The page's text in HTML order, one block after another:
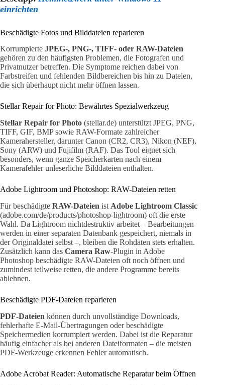
einrichten
Beschädigte Fotos und Bilddateien reparieren
Korrumpierte JPEG-, PNG-, TIFF- oder RAW-Dateien
gehören zu den häufigsten Problemen, die Fotografen und
Privatnutzer betreffen. Die Symptome reichen dabei von
Farbstreifen und fehlenden Bildbereichen bis hin zu Dateien,
die sich überhaupt nicht mehr öffnen lassen.
Stellar Repair for Photo: Bewährtes Spezialwerkzeug
Stellar Repair for Photo (stellar.de) unterstützt JPEG, PNG,
TIFF, GIF, BMP sowie RAW-Formate zahlreicher
Kamerahersteller, darunter Canon (CR2, CR3), Nikon (NEF),
Sony (ARW) und Fujifilm (RAF). Das Tool eignet sich
besonders, wenn ganze Speicherkarten nach einem
Kamerafehler unleserliche Bilddateien enthalten.
Adobe Lightroom und Photoshop: RAW-Dateien retten
Für beschädigte RAW-Dateien ist Adobe Lightroom Classic
(adobe.com/de/products/photoshop-lightroom) oft die erste
Wahl. Da Lightroom nichtdestruktiv arbeitet – Bearbeitungen
werden in einer separaten Datenbank gespeichert, niemals in
der Originaldatei selbst –, bleiben die Rohdaten stets erhalten.
Zusätzlich kann das Camera Raw-Plugin in Adobe
Photoshop beschädigte RAW-Dateien oft noch öffnen und
zumindest teilweise retten, die andere Programme bereits
ablehnen.
Beschädigte PDF-Dateien reparieren
PDF-Dateien können durch unvollständige Downloads,
fehlerhafte E-Mail-Übertragungen oder beschädigte
Speichermedien korrumpiert werden. Dabei ist die Reparatur
häufig einfacher als bei anderen Dateiformaten – die meisten
PDF-Werkzeuge erkennen Fehler automatisch.
Adobe Acrobat Reader: Automatische Reparatur beim Öffnen